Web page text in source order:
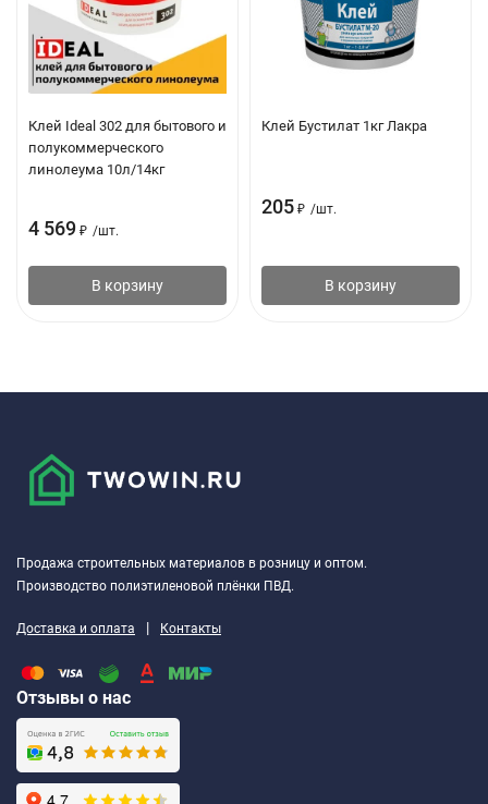
Клей Ideal 302 для бытового и
полукоммерческого
линолеума 10л/14кг
4 569 ₽ /шт.
В корзину
Клей Бустилат 1кг Лакра
205 ₽ /шт.
В корзину
Продажа строительных материалов в розницу и оптом.
Производство полиэтиленовой плёнки ПВД.
Доставка и оплата | Контакты
Отзывы о нас